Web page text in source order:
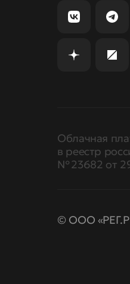
Облачная
в реестр
№ 23682 от
© ООО